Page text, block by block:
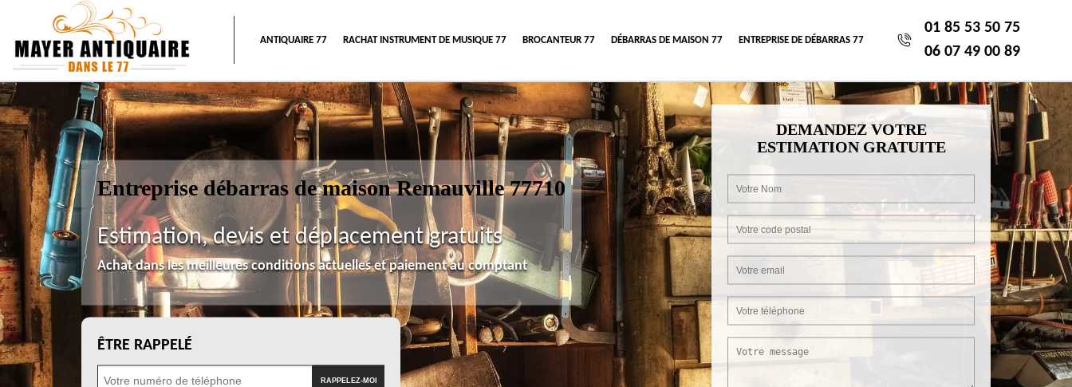
ANTIQUAIRE 77 RACHAT INSTRUMENT DE MUSIQUE 77 BROCANTEUR 77 DÉBARRAS DE MAISON 77 ENTREPRISE DE DÉBARRAS 77
01 85 53 50 75
06 07 49 00 89
Entreprise débarras de maison Remauville 77710
Estimation, devis et déplacement gratuits
Achat dans les meilleures conditions actuelles et paiement au comptant
ÊTRE RAPPELÉ
DEMANDEZ VOTRE
ESTIMATION GRATUITE